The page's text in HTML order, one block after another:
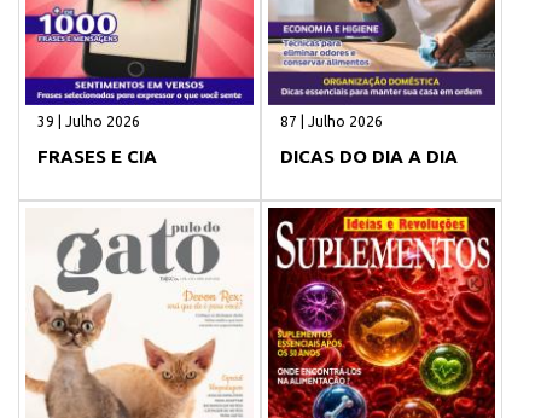
39 | Julho 2026
FRASES E CIA
87 | Julho 2026
DICAS DO DIA A DIA